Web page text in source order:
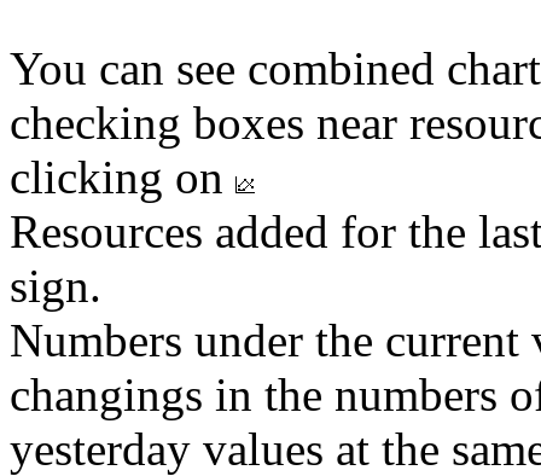
You can see combined
checking boxes near
clicking on
Resources added for the
sign.
Numbers under the
changings in the numbers
yesterday values at the